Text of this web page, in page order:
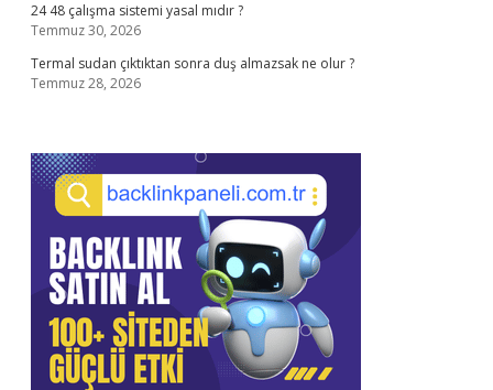
24 48 çalışma sistemi yasal mıdır ?
Temmuz 30, 2026
Termal sudan çıktıktan sonra duş almazsak ne olur ?
Temmuz 28, 2026